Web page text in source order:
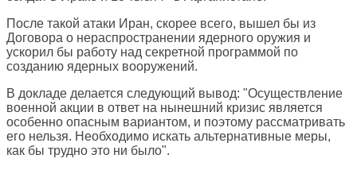
После такой атаки Иран, скорее всего, вышел бы из
Договора о нераспространении ядерного оружия и
ускорил бы работу над секретной программой по
созданию ядерных вооружений.
В докладе делается следующий вывод: "Осуществление
военной акции в ответ на нынешний кризис является
особенно опасным вариантом, и поэтому рассматривать
его нельзя. Необходимо искать альтернативные меры,
как бы трудно это ни было".